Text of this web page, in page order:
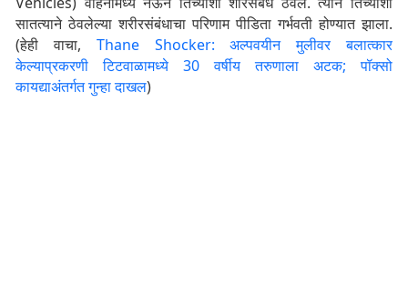
सातत्याने ठेवलेल्या शरीरसंबंधाचा परिणाम पीडिता गर्भवती होण्यात झाला.
(हेही वाचा, Thane Shocker: अल्पवयीन मुलीवर बलात्कार
केल्याप्रकरणी टिटवाळामध्ये 30 वर्षीय तरुणाला अटक; पॉक्सो
कायद्याअंतर्गत गुन्हा दाखल)